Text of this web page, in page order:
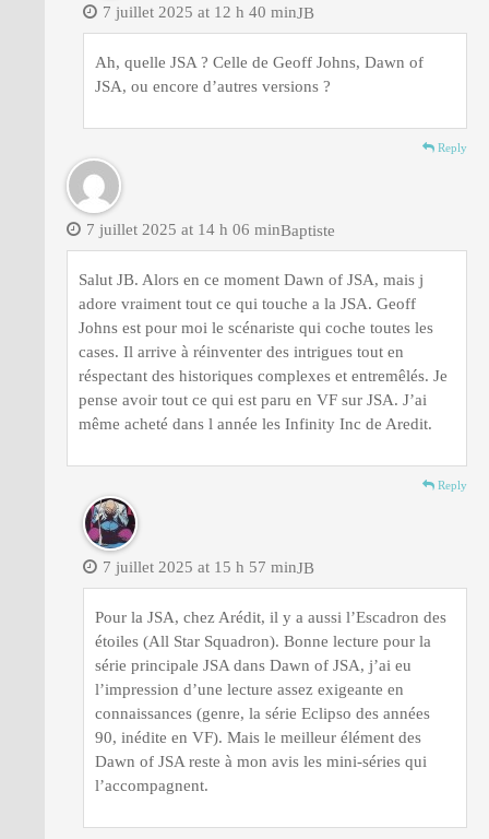
JB
7 juillet 2025 at 12 h 40 min
Ah, quelle JSA ? Celle de Geoff Johns, Dawn of
JSA, ou encore d’autres versions ?
Reply
Baptiste
7 juillet 2025 at 14 h 06 min
Salut JB. Alors en ce moment Dawn of JSA, mais j
adore vraiment tout ce qui touche a la JSA. Geoff
Johns est pour moi le scénariste qui coche toutes les
cases. Il arrive à réinventer des intrigues tout en
réspectant des historiques complexes et entremêlés. Je
pense avoir tout ce qui est paru en VF sur JSA. J’ai
même acheté dans l année les Infinity Inc de Aredit.
Reply
JB
7 juillet 2025 at 15 h 57 min
Pour la JSA, chez Arédit, il y a aussi l’Escadron des
étoiles (All Star Squadron). Bonne lecture pour la
série principale JSA dans Dawn of JSA, j’ai eu
l’impression d’une lecture assez exigeante en
connaissances (genre, la série Eclipso des années
90, inédite en VF). Mais le meilleur élément des
Dawn of JSA reste à mon avis les mini-séries qui
l’accompagnent.